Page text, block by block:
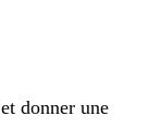
donner une